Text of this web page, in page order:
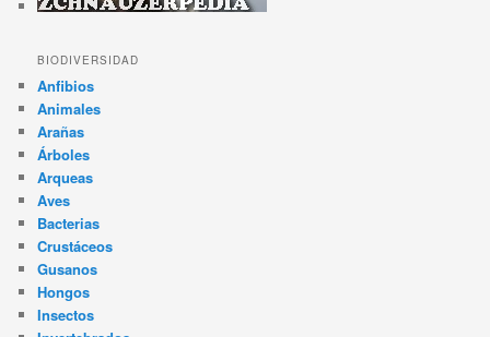
BIODIVERSIDAD
Anfibios
Animales
Arañas
Árboles
Arqueas
Aves
Bacterias
Crustáceos
Gusanos
Hongos
Insectos